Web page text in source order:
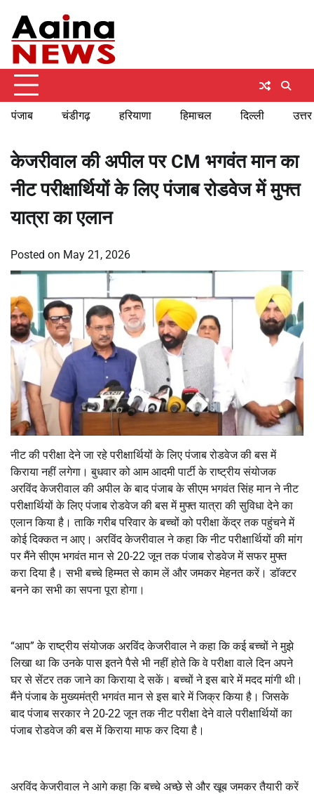
content
पंजाब चंडीगढ़ हरियाणा हिमाचल दिल्ली
केजरीवाल की अपील पर CM भगवंत मान का
नीट परीक्षार्थियों के लिए पंजाब रोडवेज में मुफ्त
यात्रा का एलान
Posted on May 21, 2026
नीट की परीक्षा देने जा रहे परीक्षार्थियों के लिए पंजाब रोडवेज की बस में
किराया नहीं लगेगा। बुधवार को आम आदमी पार्टी के राष्ट्रीय संयोजक
अरविंद केजरीवाल की अपील के बाद पंजाब के सीएम भगवंत सिंह मान ने नीट
परीक्षार्थियों के लिए पंजाब रोडवेज की बस में मुफ्त यात्रा की सुविधा देने का
एलान किया है। ताकि गरीब परिवार के बच्चों को परीक्षा केंद्र तक पहुंचने में
कोई दिक्कत न आए। अरविंद केजरीवाल ने कहा कि नीट परीक्षार्थियों की मांग
पर मैंने सीएम भगवंत मान से 20-22 जून तक पंजाब रोडवेज में सफर मुफ्त
करा दिया है। सभी बच्चे हिम्मत से काम लें और जमकर मेहनत करें। डॉक्टर
बनने का सभी का सपना पूरा होगा।
“आप” के राष्ट्रीय संयोजक अरविंद केजरीवाल ने कहा कि कई बच्चों ने मुझे
लिखा था कि उनके पास इतने पैसे भी नहीं होते कि वे परीक्षा वाले दिन अपने
घर से सेंटर तक जाने का किराया दे सकें। बच्चों ने इस बारे में मदद मांगी थी।
मैंने पंजाब के मुख्यमंत्री भगवंत मान से इस बारे में जिक्र किया है। जिसके
बाद पंजाब सरकार ने 20-22 जून तक नीट परीक्षा देने वाले परीक्षार्थियों का
पंजाब रोडवेज की बस में किराया माफ कर दिया है।
अरविंद केजरीवाल ने आगे कहा कि बच्चे अच्छे से और खूब जमकर तैयारी करें